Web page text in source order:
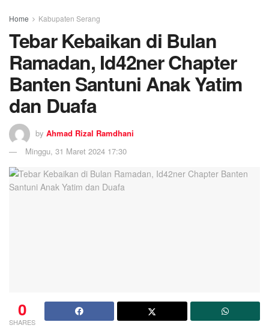
Home Kabupaten Serang
Tebar Kebaikan di Bulan
Ramadan, Id42ner Chapter
Banten Santuni Anak Yatim
dan Duafa
by Ahmad Rizal Ramdhani
Minggu, 31 Maret 2024 17:30
0
SHARES